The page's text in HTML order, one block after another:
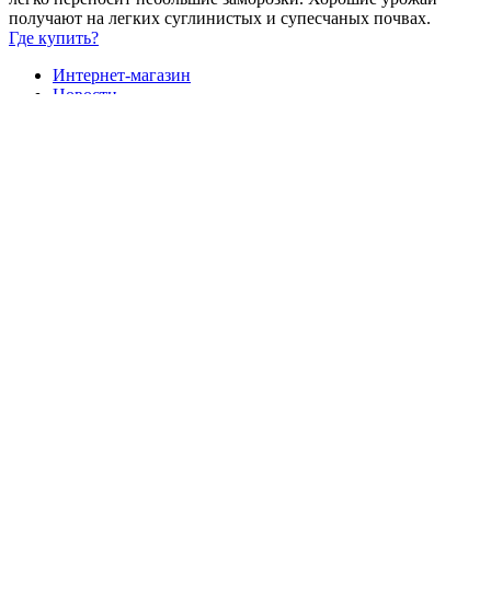
получают на легких суглинистых и супесчаных почвах.
Где купить?
Интернет-магазин
Новости